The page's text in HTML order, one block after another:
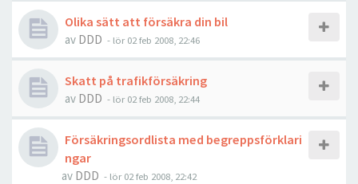
Olika sätt att försäkra din bil
av DDD - lör 02 feb 2008, 22:46
Skatt på trafikförsäkring
av DDD - lör 02 feb 2008, 22:44
Försäkringsordlista med begreppsförklari
ngar
av DDD - lör 02 feb 2008, 22:42